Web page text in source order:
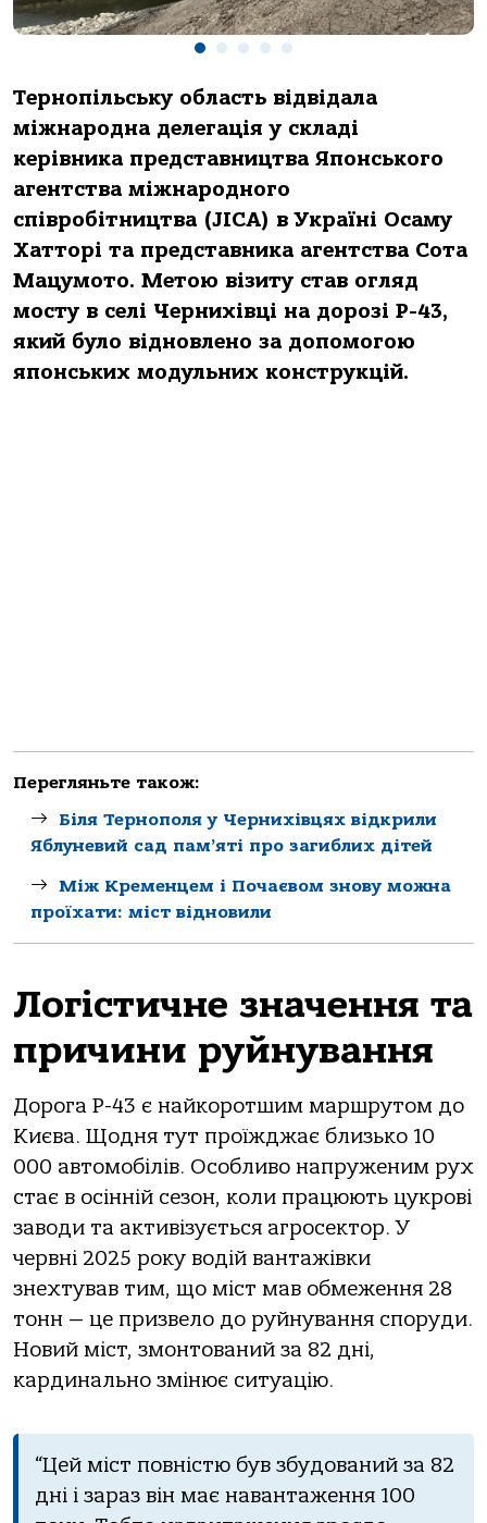
Тернопільську область відвідала
міжнародна делегація у складі
керівника представництва Японського
агентства міжнародного
співробітництва (JICA) в Україні Осаму
Хатторі та представника агентства Сота
Мацумото. Метою візиту став огляд
мосту в селі Чернихівці на дорозі Р-43,
який було відновлено за допомогою
японських модульних конструкцій.
Перегляньте також:
Біля Тернополя у Чернихівцях відкрили
Яблуневий сад пам’яті про загиблих дітей
Між Кременцем і Почаєвом знову можна
проїхати: міст відновили
Логістичне значення та
причини руйнування
Дорога Р-43 є найкоротшим маршрутом до
Києва. Щодня тут проїжджає близько 10
000 автомобілів. Особливо напруженим рух
стає в осінній сезон, коли працюють цукрові
заводи та активізується агросектор. У
червні 2025 року водій вантажівки
знехтував тим, що міст мав обмеження 28
тонн — це призвело до руйнування споруди.
Новий міст, змонтований за 82 дні,
кардинально змінює ситуацію.
“Цей міст повністю був збудований за 82
дні і зараз він має навантаження 100